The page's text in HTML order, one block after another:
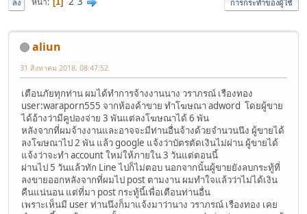
ลง การกระทำของผู้ใช้
aliun
31 สิงหาคม 2018, 08:47:52
เตือนภัยทุกท่าน ผมได้ทำการจ้างงานนาง วราภรณ์ เรืองทอง
user:waraporn555 จากห้องค้าขาย ทำโฆษณา adword โดยผู้ขาย
ได้อ้างว่ามีคูปองจ่าย 3 พันแต่ลงโฆษณาได้ 6 พัน
หลังจากที่ผมจ้างงานและอาจจะมีท่านอื่นจ้างด้วยจำนวนนึง ผู้ขายได้
ลงโฆษณาไป 2 พัน แล้ว google แจ้งว่าบัตรตัดเงินไม่ผ่าน ผู้ขายได้
แจ้งว่าจะทำ account ใหม่ให้ภายใน 3 วันแต่ตอนนี้
ผ่านไป 5 วันแล้วทัก Line ไปก็ไม่ตอบ นอกจากนั้นผู้ขายยังลบกระทู้ที่
ลงขายออกหลังจากที่ผมไป post ตามงาน ผมทำใจแล้วว่าไม่ได้เงิน
คืนแน่นอน แต่ที่มา post กระทู้นี้เพื่อเตือนท่านอื่น
เพราะเห็นมี user ท่านนึงก็มาแจ้งมาว่านาง วราภรณ์ เรืองทอง เคย